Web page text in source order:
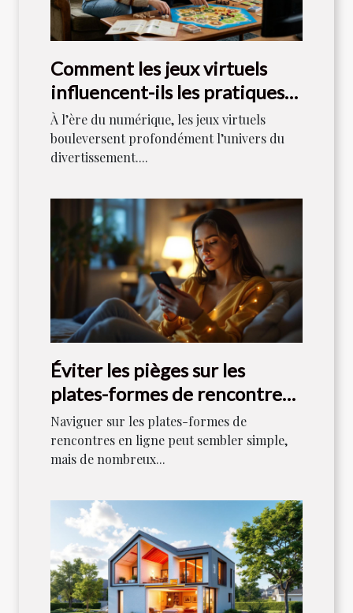
Comment les jeux virtuels
influencent-ils les pratiques
de jeu traditionnelles ?
À l’ère du numérique, les jeux virtuels
bouleversent profondément l’univers du
divertissement....
Éviter les pièges sur les
plates-formes de rencontres
en ligne
Naviguer sur les plates-formes de
rencontres en ligne peut sembler simple,
mais de nombreux...